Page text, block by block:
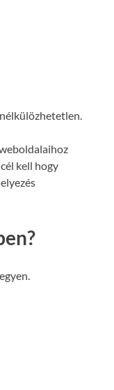
kell hogy